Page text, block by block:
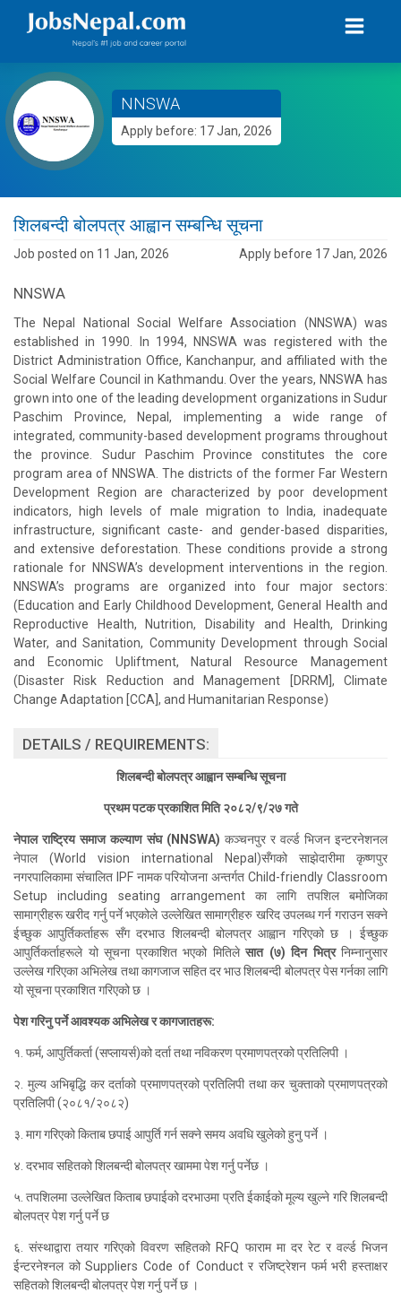
NNSWA
Apply before: 17 Jan, 2026
शिलबन्दी बोलपत्र आह्वान सम्बन्धि सूचना
Job posted on 11 Jan, 2026 Apply before 17 Jan, 2026
NNSWA
The Nepal National Social Welfare Association (NNSWA) was
established in 1990. In 1994, NNSWA was registered with the
District Administration Office, Kanchanpur, and affiliated with the
Social Welfare Council in Kathmandu. Over the years, NNSWA has
grown into one of the leading development organizations in Sudur
Paschim Province, Nepal, implementing a wide range of
integrated, community-based development programs throughout
the province. Sudur Paschim Province constitutes the core
program area of NNSWA. The districts of the former Far Western
Development Region are characterized by poor development
indicators, high levels of male migration to India, inadequate
infrastructure, significant caste- and gender-based disparities,
and extensive deforestation. These conditions provide a strong
rationale for NNSWA’s development interventions in the region.
NNSWA’s programs are organized into four major sectors:
(Education and Early Childhood Development, General Health and
Reproductive Health, Nutrition, Disability and Health, Drinking
Water, and Sanitation, Community Development through Social
and Economic Upliftment, Natural Resource Management
(Disaster Risk Reduction and Management [DRRM], Climate
Change Adaptation [CCA], and Humanitarian Response)
DETAILS / REQUIREMENTS:
शिलबन्दी बोलपत्र आह्वान सम्बन्धि सूचना
प्रथम पटक प्रकाशित मिति २०८२/९/२७ गते
नेपाल राष्ट्रिय समाज कल्याण संघ (NNSWA) कञ्चनपुर र वर्ल्ड भिजन इन्टरनेशनल
नेपाल (World vision international Nepal)सँगको साझेदारीमा कृष्णपुर
नगरपालिकामा संचालित IPFनामक परियोजना अन्तर्गतChild-friendly Classroom
Setup including seating arrangementका लागि तपशिल बमोजिका
सामाग्रीहरू खरीद गर्नु पर्ने भएकोले उल्लेखित सामाग्रीहरु खरिद उपलब्ध गर्न गराउन सक्ने
ईच्छुक आपुर्तिकर्ताहरू सँग दरभाउ शिलबन्दी बोलपत्र आह्वान गरिएको छ । ईच्छुक
आपुर्तिकर्ताहरूले यो सूचना प्रकाशित भएको मितिलेसात (७) दिन भित्र निम्नानुसार
उल्लेख गरिएका अभिलेख तथा कागजाज सहित दर भाउ शिलबन्दी बोलपत्र पेस गर्नका लागि
योसूचना प्रकाशित गरिएको छ ।
पेश गरिनु पर्ने आवश्यक अभिलेख र कागजातहरू:
१. फर्म, आपुर्तिकर्ता (सप्लायर्स)को दर्ता तथा नविकरण प्रमाणपत्रको प्रतिलिपी ।
२. मुल्य अभिबृद्धि कर दर्ताको प्रमाणपत्रको प्रतिलिपी तथा कर चुक्ताको प्रमाणपत्रको
प्रतिलिपी (२०८१/२०८२)
३. माग गरिएको किताब छपाई आपुर्ति गर्न सक्ने समय अवधि खुलेको हुनु पर्ने ।
४. दरभाव सहितको शिलबन्दी बोलपत्र खाममा पेश गर्नु पर्नेछ ।
५.तपशिलमा उल्लेखित किताब छपाईको दरभाउमा प्रति ईकाईको मूल्य खुल्ने गरि शिलबन्दी
बोलपत्र पेश गर्नु पर्ने छ
६.संस्थाद्वारा तयार गरिएको विवरण सहितकोRFQ फाराम मा दर रेट र वर्ल्ड भिजन
ईन्टरनेश्नल कोSuppliers Code of Conductर रजिष्ट्रेशन फर्म भरी हस्ताक्षर
सहितको शिलबन्दी बोलपत्र पेश गर्नु पर्ने छ ।